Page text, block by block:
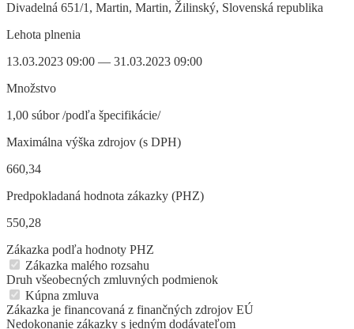
Divadelná 651/1, Martin, Martin, Žilinský, Slovenská republika
Lehota plnenia
13.03.2023 09:00 — 31.03.2023 09:00
Množstvo
1,00 súbor /podľa špecifikácie/
Maximálna výška zdrojov (s DPH)
660,34
Predpokladaná hodnota zákazky (PHZ)
550,28
Zákazka podľa hodnoty PHZ
Zákazka malého rozsahu
Druh všeobecných zmluvných podmienok
Kúpna zmluva
Zákazka je financovaná z finančných zdrojov EÚ
Nedokonanie zákazky s jedným dodávateľom